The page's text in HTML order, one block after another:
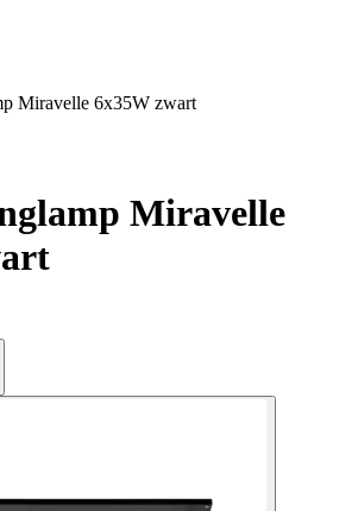
Miravelle 6x35W zwart
Miravelle